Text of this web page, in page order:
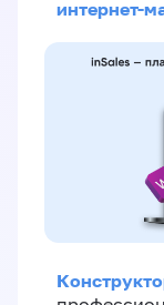
интернет-